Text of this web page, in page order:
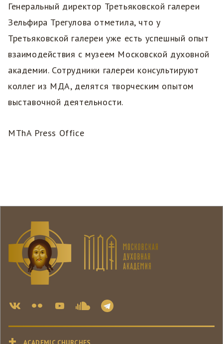
Генеральный директор Третьяковской галереи
Зельфира Трегулова отметила, что у
Третьяковской галереи уже есть успешный опыт
взаимодействия с музеем Московской духовной
академии. Сотрудники галереи консультируют
коллег из МДА, делятся творческим опытом
выставочной деятельности.
MThA Press Office